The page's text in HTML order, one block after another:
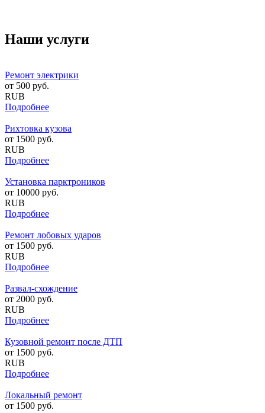
Наши услуги
Ремонт электрики
от 500 руб.
RUB
Подробнее
Рихтовка кузова
от 1500 руб.
RUB
Подробнее
Установка парктроников
от 10000 руб.
RUB
Подробнее
Ремонт лобовых ударов
от 1500 руб.
RUB
Подробнее
Развал-схождение
от 2000 руб.
RUB
Подробнее
Кузовной ремонт после ДТП
от 1500 руб.
RUB
Подробнее
Локальный ремонт
от 1500 руб.